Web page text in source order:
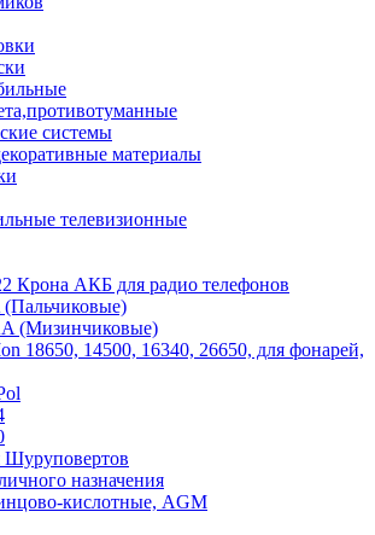
системы
материалы
телевизионные
Крона АКБ для радио телефонов
(Мизинчиковые)
18650, 14500, 16340, 26650, для фонарей,
Шуруповертов
назначения
кислотные, AGM